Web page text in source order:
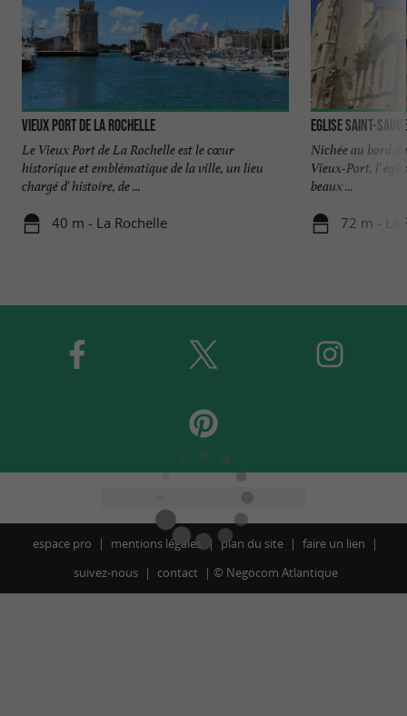
Vieux Port de La Rochelle
Le Vieux Port de La Rochelle est le cœur
historique et emblématique de la ville, un lieu
chargé d' histoire, de ...
40 m - La Rochelle
Eglise Saint-
Nichée au bord
Vieux-Port, l’
beaux ...
72 m - La
espace pro mentions légales plan du site
faire un lien
suivez-nous
contact © Negocom Atlantique